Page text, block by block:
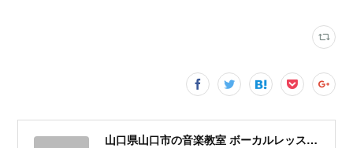
山口県山口市の音楽教室 ボーカルレッスン | ローズ芸術アカデミー